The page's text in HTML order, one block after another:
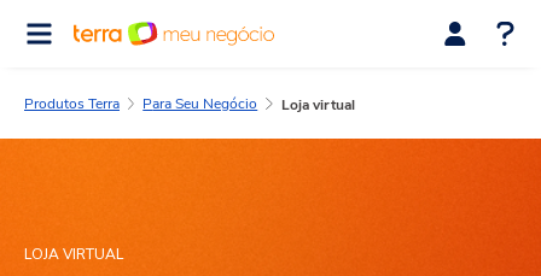
Produtos Terra Para Seu Negócio Loja virtual
LOJA VIRTUAL